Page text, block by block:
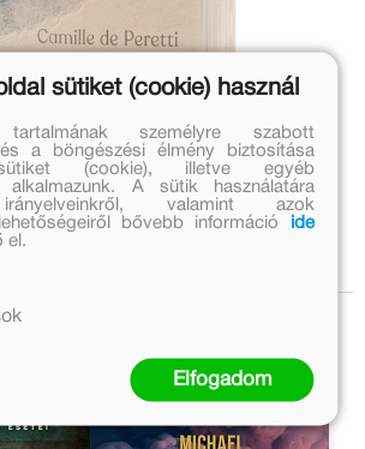
sütiket (cookie) használ
tartalmának személyre szabott
a böngészési élmény biztosítása
(cookie), illetve egyéb
alkalmazunk. A sütik használatára
valamint azok
bővebb információ
ide
el.
Elfogadom